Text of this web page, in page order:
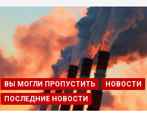
ВЫ МОГЛИ ПРОПУСТИТЬ
НОВОСТИ
ПОСЛЕДНИЕ НОВОСТИ